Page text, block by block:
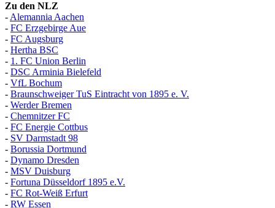
Zu den NLZ
- Alemannia Aachen
- FC Erzgebirge Aue
- FC Augsburg
- Hertha BSC
- 1. FC Union Berlin
- DSC Arminia Bielefeld
- VfL Bochum
- Braunschweiger TuS Eintracht von 1895 e. V.
- Werder Bremen
- Chemnitzer FC
- FC Energie Cottbus
- SV Darmstadt 98
- Borussia Dortmund
- Dynamo Dresden
- MSV Duisburg
- Fortuna Düsseldorf 1895 e.V.
- FC Rot-Weiß Erfurt
- RW Essen